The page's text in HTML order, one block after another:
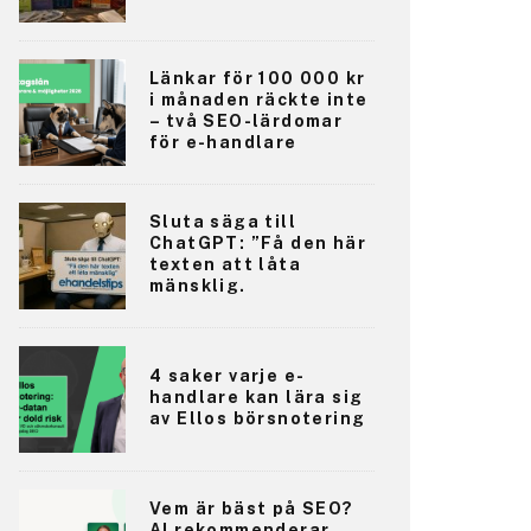
Länkar för 100 000 kr
i månaden räckte inte
– två SEO-lärdomar
för e-handlare
Sluta säga till
ChatGPT: ”Få den här
texten att låta
mänsklig.
4 saker varje e-
handlare kan lära sig
av Ellos börsnotering
Vem är bäst på SEO?